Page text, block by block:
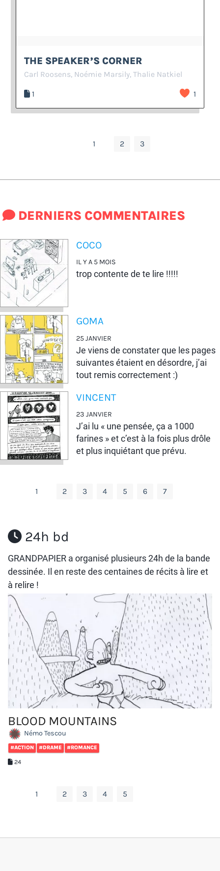
THE SPEAKER’S CORNER
Carl Roosens, Noémie Marsily, Thalie Natkiel
1 1
1 2 3
DERNIERS COMMENTAIRES
COCO
IL Y A 5 MOIS
trop contente de te lire !!!!!
GOMA
25 JANVIER
Je viens de constater que les pages
suivantes étaient en désordre, j’ai
tout remis correctement :)
VINCENT
23 JANVIER
J’ai lu « une pensée, ça a 1000
farines » et c’est à la fois plus drôle
et plus inquiétant que prévu.
1 2 3 4 5 6 7
24h bd
GRANDPAPIER a organisé plusieurs 24h de la bande
dessinée. Il en reste des centaines de récits à lire et
à relire !
BLOOD MOUNTAINS
Némo Tescou
#ACTION #DRAME #ROMANCE
24
1 2 3 4 5